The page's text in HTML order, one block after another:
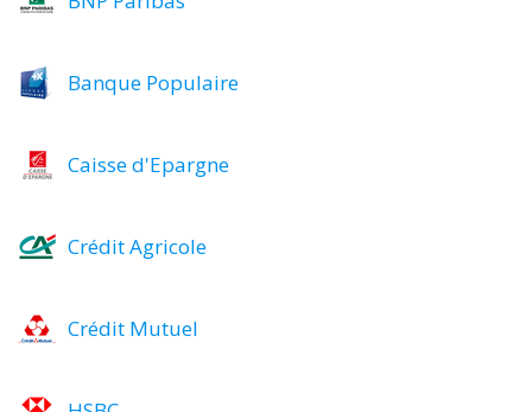
Banque Populaire
Caisse d'Epargne
Crédit Agricole
Crédit Mutuel